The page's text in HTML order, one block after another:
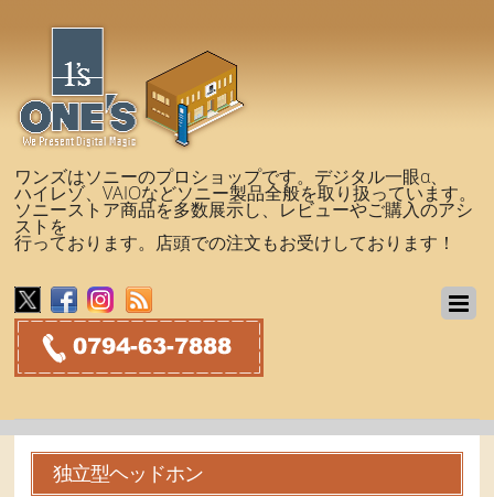
ワンズはソニーのプロショップです。デジタル一眼α、
ハイレゾ、VAIOなどソニー製品全般を取り扱っています。
ソニーストア商品を多数展示し、レビューやご購入のアシ
ストを
行っております。店頭での注文もお受けしております！
独立型ヘッドホン